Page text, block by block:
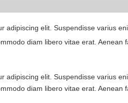
adipiscing elit. Suspendisse varius
diam libero vitae erat.
adipiscing elit. Suspendisse varius
diam libero vitae erat.